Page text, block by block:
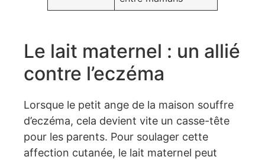
Le lait maternel : un allié
contre l’eczéma
Lorsque le petit ange de la maison souffre
d’eczéma, cela devient vite un casse-tête
pour les parents. Pour soulager cette
affection cutanée, le lait maternel peut